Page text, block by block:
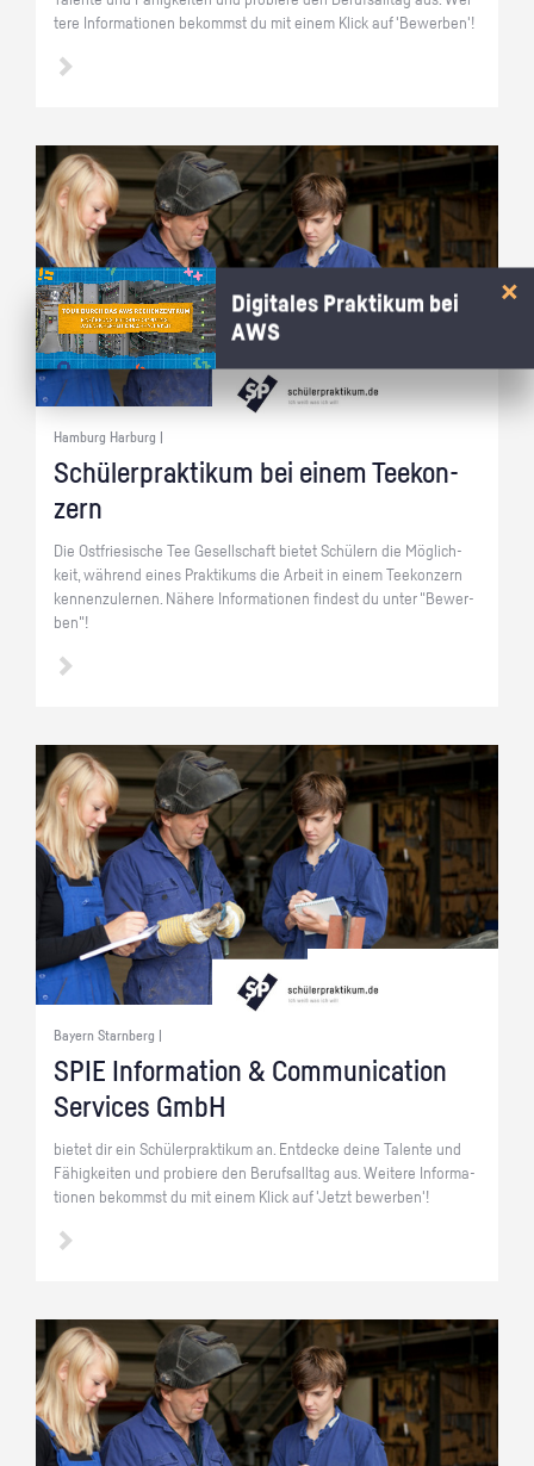
te­re In­for­ma­tio­nen be­kommst du mit einem Klick auf 'Be­wer­ben'!
Hamburg Harburg |
Schü­ler­prak­ti­kum bei einem Tee­kon­
zern
Die Ost­frie­si­sche Tee Ge­sell­schaft bie­tet Schü­lern die Mög­lich­
keit, wäh­rend eines Prak­ti­kums die Ar­beit in einem Tee­kon­zern
ken­nen­zu­ler­nen. Nä­he­re In­for­ma­tio­nen fin­dest du unter "Be­wer­
ben"!
Bayern Starnberg |
SPIE In­for­ma­ti­on & Com­mu­ni­ca­ti­on
Ser­vices GmbH
bie­tet dir ein Schü­ler­prak­ti­kum an. Ent­de­cke deine Ta­len­te und
Fä­hig­kei­ten und pro­bie­re den Be­rufs­all­tag aus. Wei­te­re In­for­ma­
tio­nen be­kommst du mit einem Klick auf 'Jetzt be­wer­ben'!
Digitales Praktikum bei
AWS